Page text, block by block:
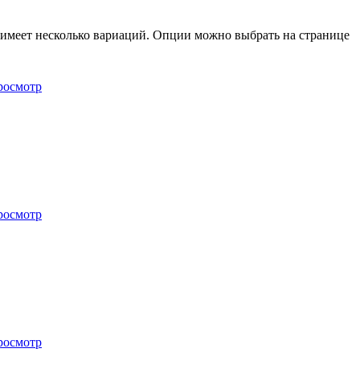
несколько вариаций. Опции можно выбрать на странице